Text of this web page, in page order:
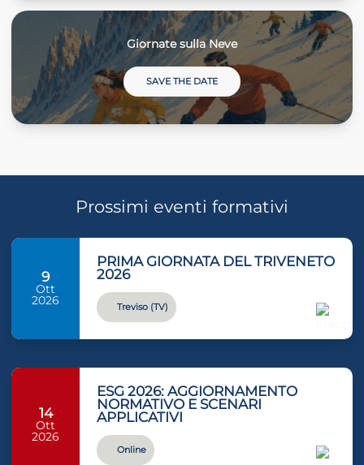
Giornate sulla Neve
SAVE THE DATE
Prossimi eventi formativi
9
Ott
2026
PRIMA GIORNATA DEL TRIVENETO
2026
Treviso (TV)
14
Ott
2026
ESG 2026: AGGIORNAMENTO
NORMATIVO E SCENARI
APPLICATIVI
Online